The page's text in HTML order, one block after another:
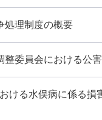
理制度の概要
委員会における公
ける水俣病に係る損